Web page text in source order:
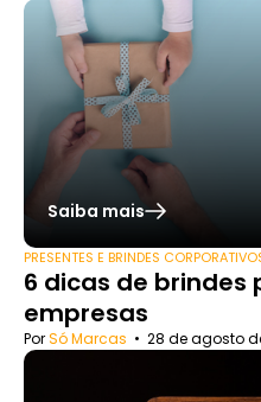
Saiba mais
PRESENTES E BRINDES
6 dicas de brindes
empresas
PorSó Marcas • 28 de agosto